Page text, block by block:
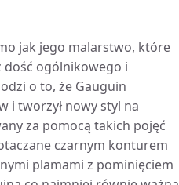
jak jego malarstwo, które
dość ogólnikowego i
o to, że Gauguin
i tworzył nowy styl na
za pomocą takich pojęć
czarnym konturem
plamami z pominięciem